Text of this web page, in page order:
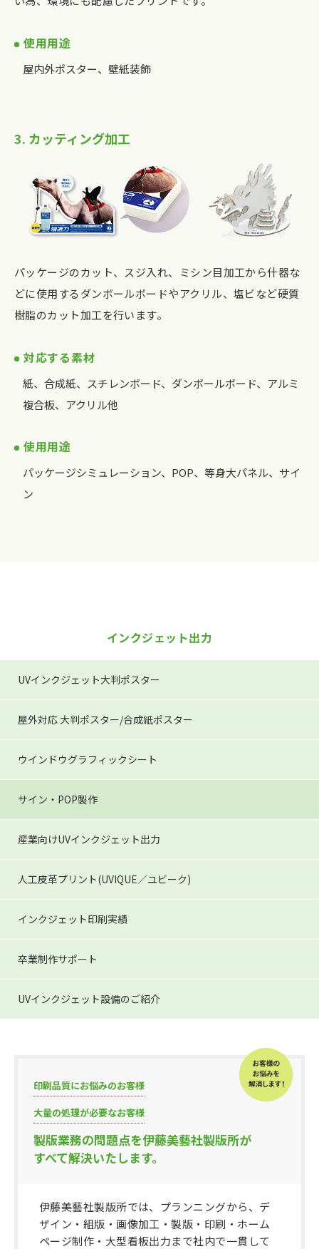
使用用途
屋内外ポスター、壁紙装飾
3. カッティング加工
パッケージのカット、スジ入れ、ミシン目加工から什器な
どに使用するダンボールボードやアクリル、塩ビなど硬質
樹脂のカット加工を行います。
対応する素材
紙、合成紙、スチレンボード、ダンボールボード、アルミ
複合板、アクリル他
使用用途
パッケージシミュレーション、POP、等身大パネル、サイ
ン
インクジェット出力
UVインクジェット大判ポスター
屋外対応 大判ポスター/合成紙ポスター
ウインドウグラフィックシート
サイン・POP製作
産業向けUVインクジェット出力
人工皮革プリント(UVIQUE／ユビーク)
インクジェット印刷実績
卒業制作サポート
UVインクジェット設備のご紹介
印刷品質にお悩みのお客様
大量の処理が必要なお客様
製版業務の問題点を伊藤美藝社製版所が
すべて解決いたします。
伊藤美藝社製版所では、プランニングから、デ
ザイン・組版・画像加工・製版・印刷・ホーム
ページ制作・大型看板出力まで社内で一貫して